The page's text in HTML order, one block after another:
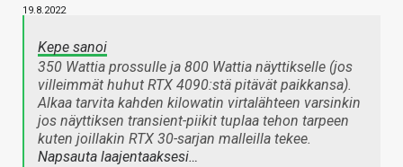
19.8.2022
Kepe sanoi
350 Wattia prossulle ja 800 Wattia näyttikselle (jos
villeimmät huhut RTX 4090:stä pitävät paikkansa).
Alkaa tarvita kahden kilowatin virtalähteen varsinkin
jos näyttiksen transient-piikit tuplaa tehon tarpeen
kuten joillakin RTX 30-sarjan malleilla tekee.
Napsauta laajentaaksesi…